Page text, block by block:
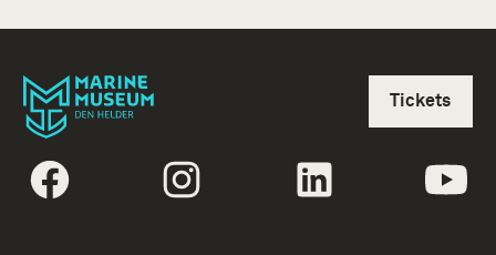
volgtekstFacebookvolgtekstInstagramvolgtekstLinkedin
Tickets